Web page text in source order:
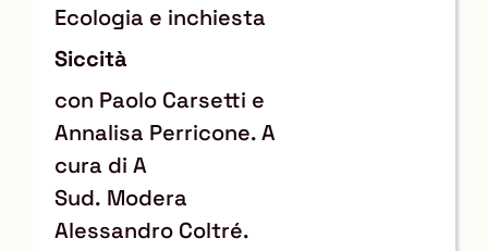
Ecologia e inchiesta
Siccità
con Paolo Carsetti e
Annalisa Perricone. A
cura di A
Sud. Modera
Alessandro Coltré.